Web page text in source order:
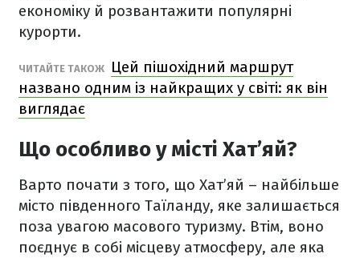
економіку й розвантажити популярні
курорти.
ЧИТАЙТЕ ТАКОЖ
Цей пішохідний маршрут
названо одним із найкращих у світі: як він
виглядає
Що особливо у місті Хат’яй?
Варто почати з того, що Хат’яй – найбільше
місто південного Таїланду, яке залишається
поза увагою масового туризму. Втім, воно
поєднує в собі місцеву атмосферу, але яка